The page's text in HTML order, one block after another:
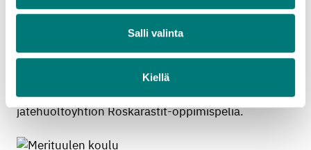
Salli valinta
Kiellä
Pornaisista. Voitoillaan joukkueet tienasivat 500
voittajajoukkueet kertoivat harjoitelleensa paljon
kilpailua varten. Mika Waltarin koulun luokka oli
ahkerasti käyttänyt Rosk’n Rollin opetuskansiota ja
tehnyt siinä olevia tehtäviä sekä pelannut
jätehuoltoyhtiön Roskarastit-oppimispeliä.